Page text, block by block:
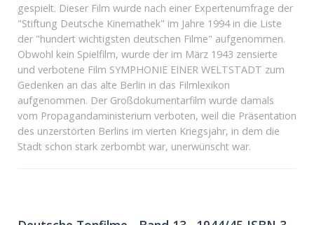
gespielt. Dieser Film wurde nach einer Expertenumfrage der
"Stiftung Deutsche Kinemathek" im Jahre 1994 in die Liste
der "hundert wichtigsten deutschen Filme" aufgenommen.
Obwohl kein Spielfilm, wurde der im März 1943 zensierte
und verbotene Film SYMPHONIE EINER WELTSTADT zum
Gedenken an das alte Berlin in das Filmlexikon
aufgenommen. Der Großdokumentarfilm wurde damals
vom Propagandaministerium verboten, weil die Präsentation
des unzerstörten Berlins im vierten Kriegsjahr, in dem die
Stadt schon stark zerbombt war, unerwünscht war.